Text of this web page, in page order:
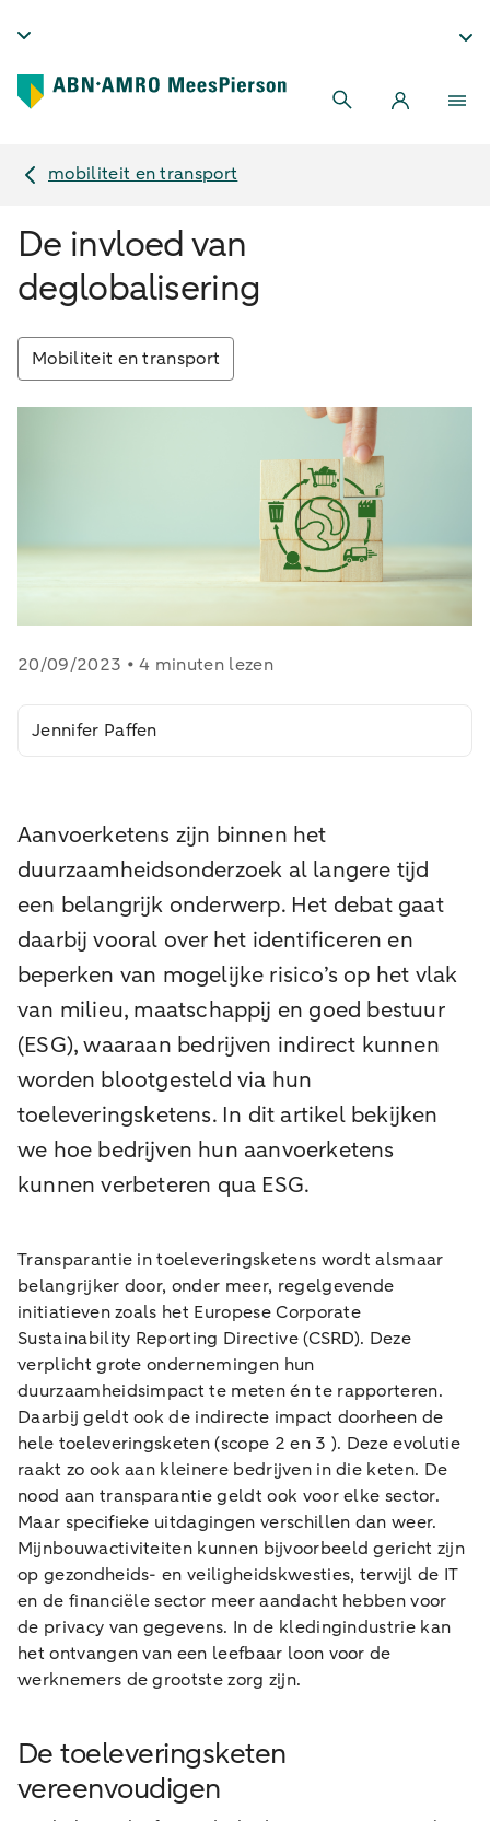
mobiliteit en transport
De invloed van
deglobalisering
Mobiliteit en transport
20/09/2023 • 4 minuten lezen
Jennifer Paffen
Aanvoerketens zijn binnen het
duurzaamheidsonderzoek al langere tijd
een belangrijk onderwerp. Het debat gaat
daarbij vooral over het identificeren en
beperken van mogelijke risico’s op het vlak
van milieu, maatschappij en goed bestuur
(ESG), waaraan bedrijven indirect kunnen
worden blootgesteld via hun
toeleveringsketens. In dit artikel bekijken
we hoe bedrijven hun aanvoerketens
kunnen verbeteren qua ESG.
Transparantie in toeleveringsketens wordt alsmaar
belangrijker door, onder meer, regelgevende
initiatieven zoals het Europese Corporate
Sustainability Reporting Directive (CSRD). Deze
verplicht grote ondernemingen hun
duurzaamheidsimpact te meten én te rapporteren.
Daarbij geldt ook de indirecte impact doorheen de
hele toeleveringsketen (scope 2 en 3 ). Deze evolutie
raakt zo ook aan kleinere bedrijven in die keten. De
nood aan transparantie geldt ook voor elke sector.
Maar specifieke uitdagingen verschillen dan weer.
Mijnbouwactiviteiten kunnen bijvoorbeeld gericht zijn
op gezondheids- en veiligheidskwesties, terwijl de IT
en de financiële sector meer aandacht hebben voor
de privacy van gegevens. In de kledingindustrie kan
het ontvangen van een leefbaar loon voor de
werknemers de grootste zorg zijn.
De toeleveringsketen
vereenvoudigen